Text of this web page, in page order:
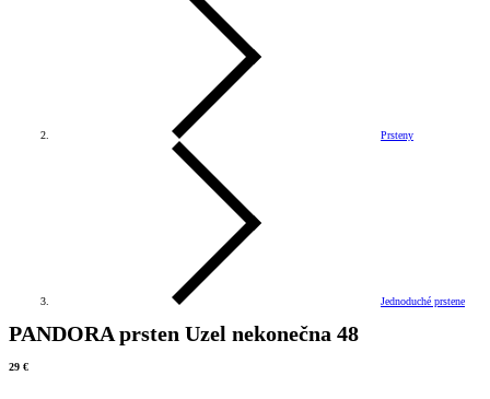
Prsteny
Jednoduché prstene
PANDORA prsten Uzel nekonečna 48
29 €